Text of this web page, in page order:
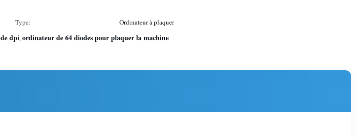
Type:
Ordinateur à plaquer
dpi,ordinateur de 64 diodes pour plaquer la machine